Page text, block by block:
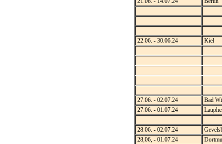
22.06. - 30.06.24 Kiel
27.06. - 02.07.24
Bad
27.06. - 01.07.24
28.06. - 02.07.24
28,06, - 01.07.24